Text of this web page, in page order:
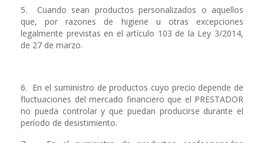
5. Cuando sean productos personalizados o aquellos
que, por razones de higiene u otras excepciones
legalmente previstas en el artículo 103 de la Ley 3/2014,
de 27 de marzo.
6. En el suministro de productos cuyo precio depende de
fluctuaciones del mercado financiero que el PRESTADOR
no pueda controlar y que puedan producirse durante el
período de desistimiento.